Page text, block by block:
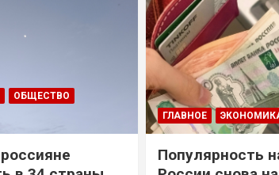
ОБЩЕСТВО
ГЛАВНОЕ
Популярность